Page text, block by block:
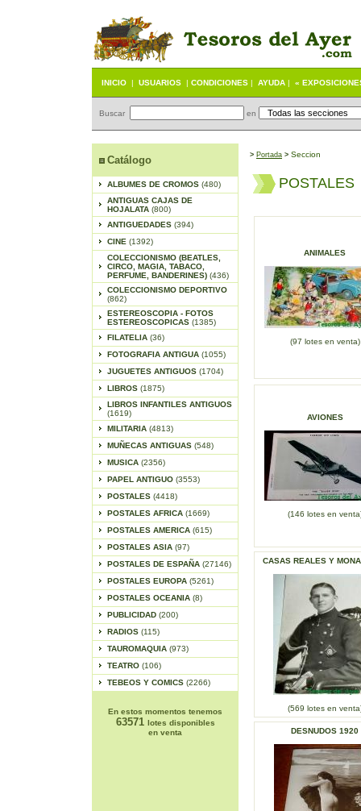
INICIO | USUARIOS | CONDICIONES | AYUDA | «
Buscar en
Catálogo
ALBUMES DE CROMOS (480)
ANTIGUAS CAJAS DE
HOJALATA (800)
ANTIGUEDADES (394)
CINE (1392)
COLECCIONISMO (BEATLES,
CIRCO, MAGIA, TABACO,
PERFUME, BANDERINES) (436)
COLECCIONISMO DEPORTIVO
(862)
ESTEREOSCOPIA - FOTOS
ESTEREOSCOPICAS (1385)
FILATELIA (36)
FOTOGRAFIA ANTIGUA (1055)
JUGUETES ANTIGUOS (1704)
LIBROS (1875)
LIBROS INFANTILES ANTIGUOS
(1619)
MILITARIA (4813)
MUÑECAS ANTIGUAS (548)
MUSICA (2356)
PAPEL ANTIGUO (3553)
POSTALES (4418)
POSTALES AFRICA (1669)
POSTALES AMERICA (615)
POSTALES ASIA (97)
POSTALES DE ESPAÑA (27146)
POSTALES EUROPA (5261)
POSTALES OCEANIA (8)
PUBLICIDAD (200)
RADIOS (115)
TAUROMAQUIA (973)
TEATRO (106)
TEBEOS Y COMICS (2266)
En estos momentos tenemos
63571 lotes disponibles
en venta
> Portada > Seccion
POSTALES
ANIMALES
(97 lotes en venta)
AVIONES
(146 lotes en
CASAS REALES Y
(569 lotes en
DESNUDOS 1920